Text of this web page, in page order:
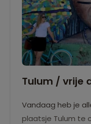
Tulum / vrije
Vandaag heb je
plaatsje Tulum te